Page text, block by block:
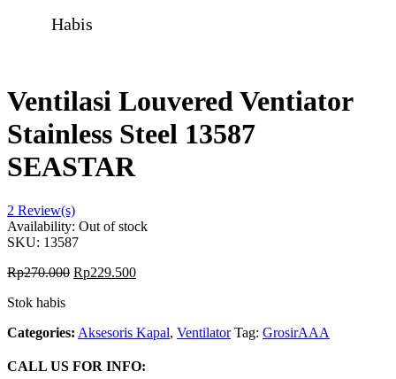
Habis
Ventilasi Louvered Ventiator
Stainless Steel 13587
SEASTAR
2 Review(s)
Availability: Out of stock
SKU: 13587
Rp270.000 Rp229.500
Stok habis
Categories: Aksesoris Kapal, Ventilator Tag: GrosirAAA
CALL US FOR INFO: